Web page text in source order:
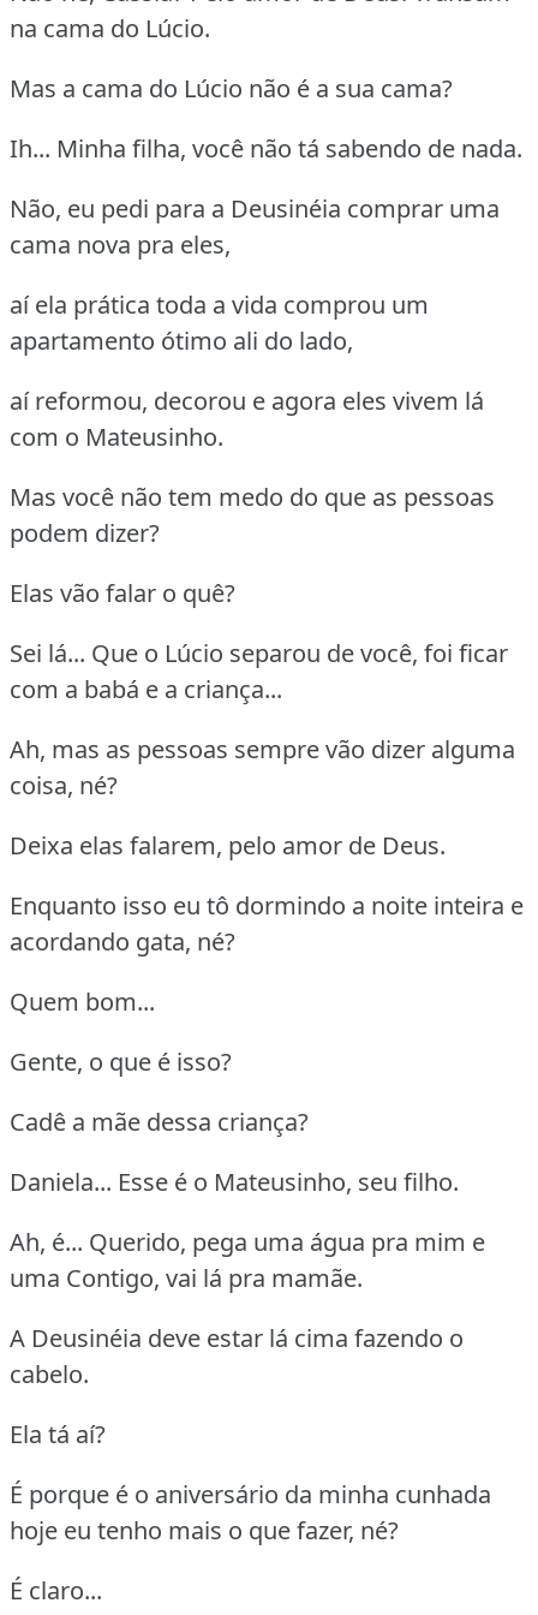
na cama do Lúcio.
Mas a cama do Lúcio não é a sua cama?
Ih... Minha filha, você não tá sabendo de nada.
Não, eu pedi para a Deusinéia comprar uma
cama nova pra eles,
aí ela prática toda a vida comprou um
apartamento ótimo ali do lado,
aí reformou, decorou e agora eles vivem lá
com o Mateusinho.
Mas você não tem medo do que as pessoas
podem dizer?
Elas vão falar o quê?
Sei lá... Que o Lúcio separou de você, foi ficar
com a babá e a criança...
Ah, mas as pessoas sempre vão dizer alguma
coisa, né?
Deixa elas falarem, pelo amor de Deus.
Enquanto isso eu tô dormindo a noite inteira e
acordando gata, né?
Quem bom...
Gente, o que é isso?
Cadê a mãe dessa criança?
Daniela... Esse é o Mateusinho, seu filho.
Ah, é... Querido, pega uma água pra mim e
uma Contigo, vai lá pra mamãe.
A Deusinéia deve estar lá cima fazendo o
cabelo.
Ela tá aí?
É porque é o aniversário da minha cunhada
hoje eu tenho mais o que fazer, né?
É claro...